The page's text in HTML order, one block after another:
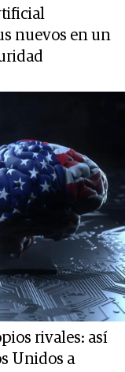
nuevos en un
rivales: así
Unidos a